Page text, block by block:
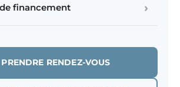
financement ›
PRENDRE RENDEZ-VOUS